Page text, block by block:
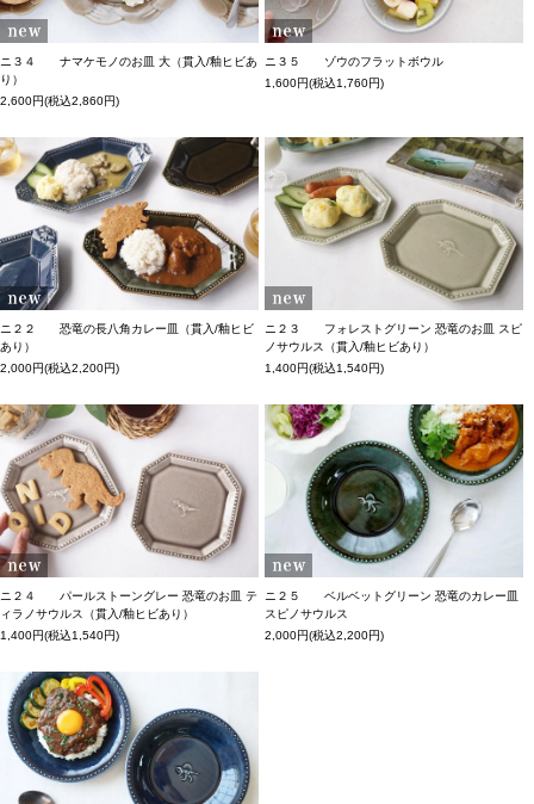
ニ３４ ナマケモノのお皿 大（貫入/釉ヒビあ
り）
2,600円(税込2,860円)
ニ３５ ゾウのフラットボウル
1,600円(税込1,760円)
ニ２２ 恐竜の長八角カレー皿（貫入/釉ヒビ
あり）
2,000円(税込2,200円)
ニ２３ フォレストグリーン 恐竜のお皿 スピ
ノサウルス（貫入/釉ヒビあり）
1,400円(税込1,540円)
ニ２４ パールストーングレー 恐竜のお皿 テ
ィラノサウルス（貫入/釉ヒビあり）
1,400円(税込1,540円)
ニ２５ ベルベットグリーン 恐竜のカレー皿
スピノサウルス
2,000円(税込2,200円)